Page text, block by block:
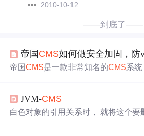
2010-10-12
——到底了——
帝国 CMS如何做安全加固，防
帝国CMS是一款非常知名的CMS系统
障网站安全，还是需要做一些必要的
我们就来聊聊有哪些防护方法！
JVM-CMS
白色对象的引用关系时， 就将这个要